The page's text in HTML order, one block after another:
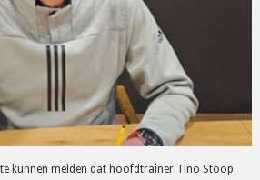
te kunnen melden dat hoofdtrainer Tino Stoop